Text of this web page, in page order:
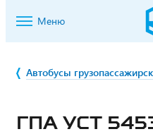
Меню
Автобусы
ГПА УСТ